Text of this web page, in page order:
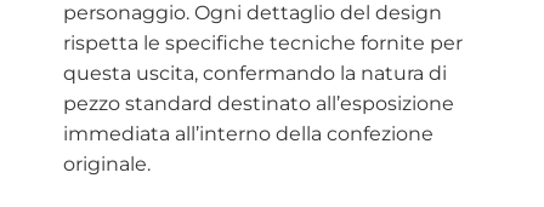
personaggio. Ogni dettaglio del design
rispetta le specifiche tecniche fornite per
questa uscita, confermando la natura di
pezzo standard destinato all’esposizione
immediata all’interno della confezione
originale.